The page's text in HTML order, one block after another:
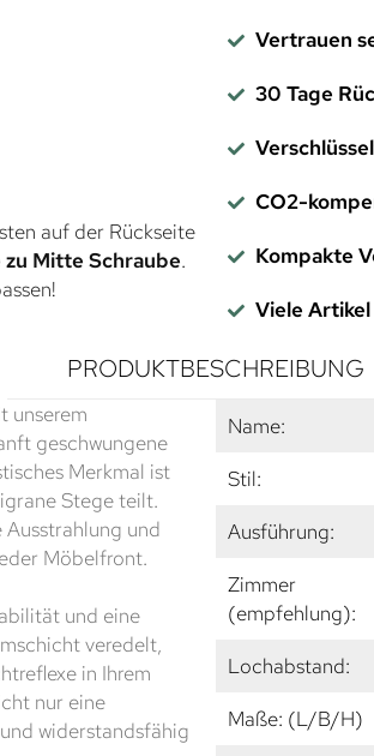
auf der Rückseite
Mitte Schraube.
Vertrauen
30 Tage
CO2-
Kompakte
Viele
PRODUKTBESCHREIBUNG
unserem
geschwungene
Merkmal ist
Stege teilt.
und
Möbelfront.
und eine
veredelt,
in Ihrem
nur eine
widerstandsfähig
Name:
Stil:
Ausführung:
Zimmer
(empfehlung):
Lochabstand:
Maße: (L/B/H)